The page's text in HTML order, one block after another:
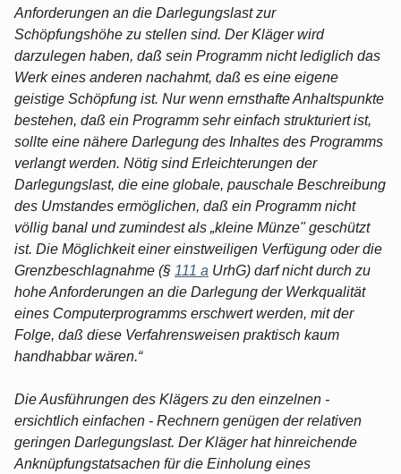
Anforderungen an die Darlegungslast zur
Schöpfungshöhe zu stellen sind. Der Kläger wird
darzulegen haben, daß sein Programm nicht lediglich das
Werk eines anderen nachahmt, daß es eine eigene
geistige Schöpfung ist. Nur wenn ernsthafte Anhaltspunkte
bestehen, daß ein Programm sehr einfach strukturiert ist,
sollte eine nähere Darlegung des Inhaltes des Programms
verlangt werden. Nötig sind Erleichterungen der
Darlegungslast, die eine globale, pauschale Beschreibung
des Umstandes ermöglichen, daß ein Programm nicht
völlig banal und zumindest als „kleine Münze" geschützt
ist. Die Möglichkeit einer einstweiligen Verfügung oder die
Grenzbeschlagnahme (§ 111 a UrhG) darf nicht durch zu
hohe Anforderungen an die Darlegung der Werkqualität
eines Computerprogramms erschwert werden, mit der
Folge, daß diese Verfahrensweisen praktisch kaum
handhabbar wären.“
Die Ausführungen des Klägers zu den einzelnen -
ersichtlich einfachen - Rechnern genügen der relativen
geringen Darlegungslast. Der Kläger hat hinreichende
Anknüpfungstatsachen für die Einholung eines